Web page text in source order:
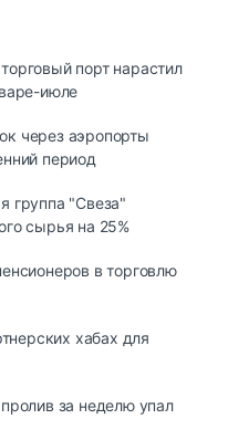
порт нарастил
июле
через аэропорты
период
группа "Свеза"
сырья на 25%
в торговлю
хабах для
за неделю упал